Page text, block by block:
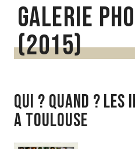
Galerie
(2015)
Qui ? Quand ?
a toulouse